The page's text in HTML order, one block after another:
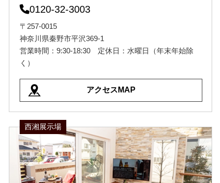
0120-32-3003
〒257-0015
神奈川県秦野市平沢369-1
営業時間：9:30-18:30 定休日：水曜日（年末年始除
く）
アクセスMAP
西湘展示場